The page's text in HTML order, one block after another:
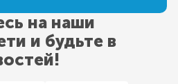
на наши
и будьте в